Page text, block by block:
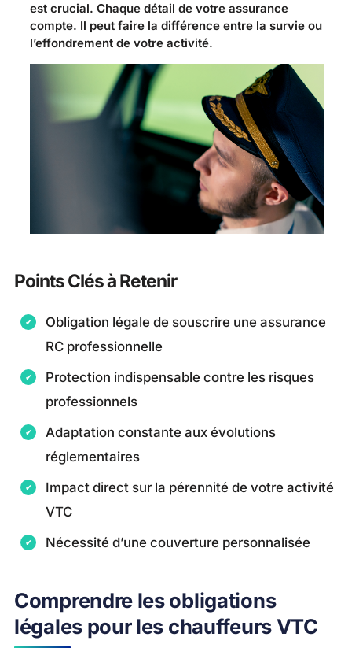
est crucial. Chaque détail de votre assurance
compte. Il peut faire la différence entre la survie ou
l’effondrement de votre activité.
Points Clés à Retenir
Obligation légale de souscrire une assurance
RC professionnelle
Protection indispensable contre les risques
professionnels
Adaptation constante aux évolutions
réglementaires
Impact direct sur la pérennité de votre activité
VTC
Nécessité d’une couverture personnalisée
Comprendre les obligations
légales pour les chauffeurs VTC